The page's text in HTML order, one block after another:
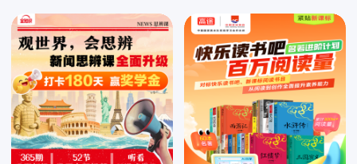
训，AI互动教学×海量真
题实战×实体教辅三合
一，让孩子爱上学写
作，语文基础稳固提
升！
练，无痛提高计算能
力，PK模式、亲子互动
等多种方式，监督引导
孩子快速提高！